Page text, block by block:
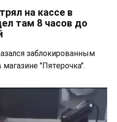
на кассе в
там 8 часов до
заблокированным
"Пятерочка".